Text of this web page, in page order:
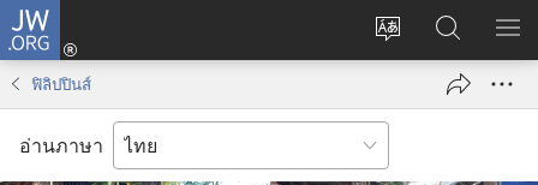
JW.ORG
เปลี่ยน
เข้า
(เปิด
ใหม่)
ค้นหา
ใน
JW.ORG
แส
ฟิลิปปินส์
อ่านภาษา